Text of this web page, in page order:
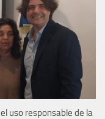
uso responsable de la